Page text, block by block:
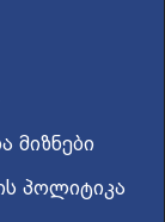
მიზნები
პოლიტიკა